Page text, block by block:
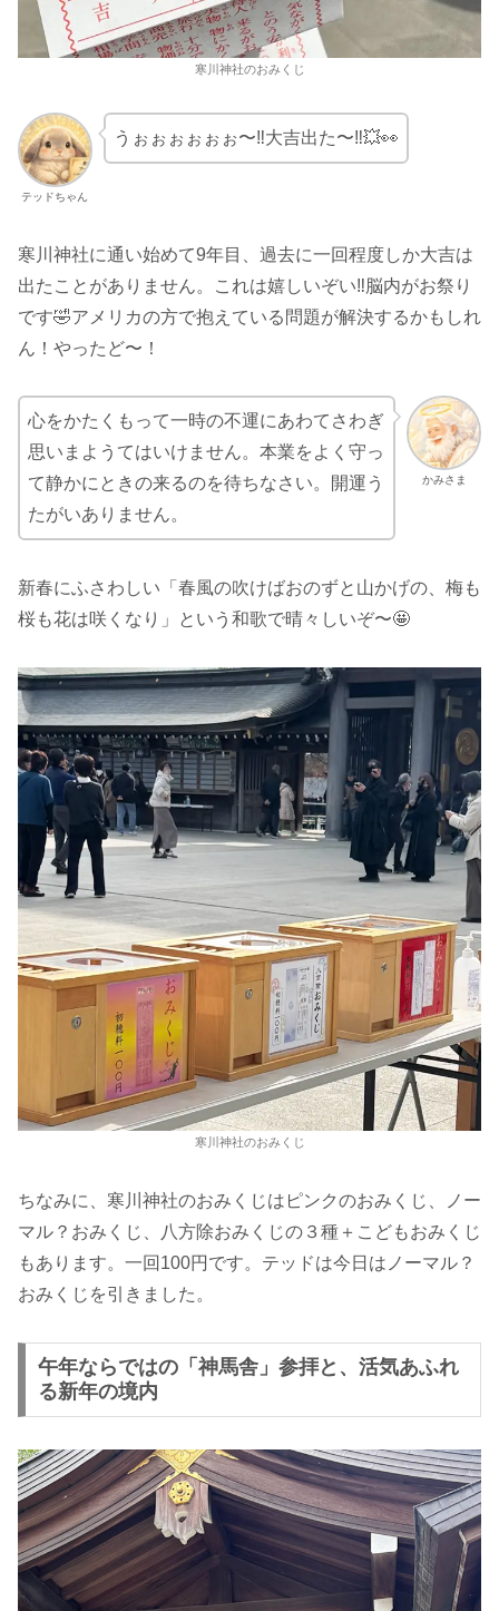
寒川神社のおみくじ
テッドちゃん
うぉぉぉぉぉぉ〜‼️大吉出た〜‼️💥👀
寒川神社に通い始めて9年目、過去に一回程度しか大吉は
出たことがありません。これは嬉しいぞい‼️脳内がお祭り
です🤣アメリカの方で抱えている問題が解決するかもしれ
ん！やったど〜！
かみさま
心をかたくもって一時の不運にあわてさわぎ
思いまようてはいけません。本業をよく守っ
て静かにときの来るのを待ちなさい。開運う
たがいありません。
新春にふさわしい「春風の吹けばおのずと山かげの、梅も
桜も花は咲くなり」という和歌で晴々しいぞ〜🤩
寒川神社のおみくじ
ちなみに、寒川神社のおみくじはピンクのおみくじ、ノー
マル？おみくじ、八方除おみくじの３種＋こどもおみくじ
もあります。一回100円です。テッドは今日はノーマル？
おみくじを引きました。
午年ならではの「神馬舎」参拝と、活気あふれ
る新年の境内